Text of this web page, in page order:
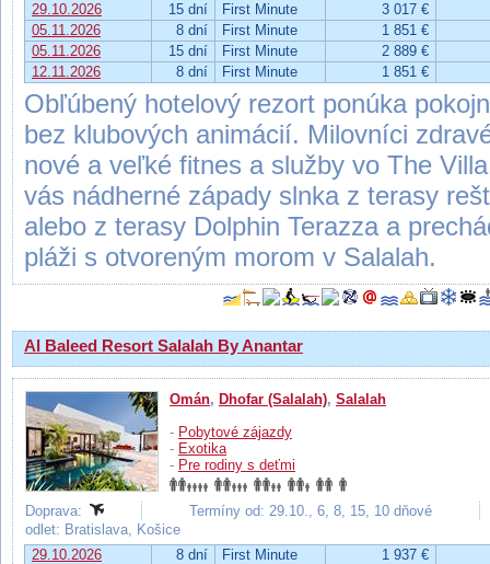
29.10.2026
15 dní First Minute
3 017 €
05.11.2026
8 dní First Minute
1 851 €
05.11.2026
15 dní First Minute
2 889 €
12.11.2026
8 dní First Minute 1 851 €
Obľúbený hotelový rezort ponúka
bez klubových animácií. Milovníci
nové a veľké fitnes a služby vo The
vás nádherné západy slnka z terasy
alebo z terasy Dolphin Terazza a
pláži s otvoreným morom v Salalah.
Al Baleed Resort Salalah By Anantar
Omán, Dhofar (Salalah), Salalah
- Pobytové zájazdy
- Exotika
- Pre rodiny s deťmi
Doprava:
Termíny od: 29.10., 6, 8, 15, 10 dňové
odlet: Bratislava, Košice
29.10.2026
8 dní First Minute
1 937 €